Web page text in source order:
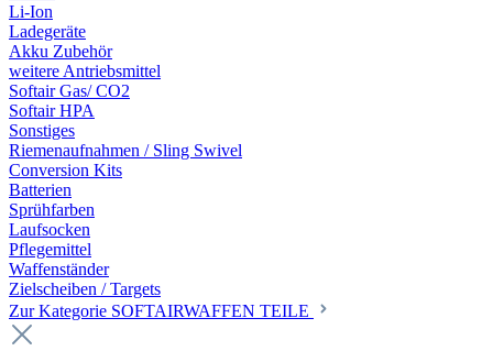
Li-Ion
Ladegeräte
Akku Zubehör
weitere Antriebsmittel
Softair Gas/ CO2
Softair HPA
Sonstiges
Riemenaufnahmen / Sling Swivel
Conversion Kits
Batterien
Sprühfarben
Laufsocken
Pflegemittel
Waffenständer
Zielscheiben / Targets
Zur Kategorie SOFTAIRWAFFEN TEILE